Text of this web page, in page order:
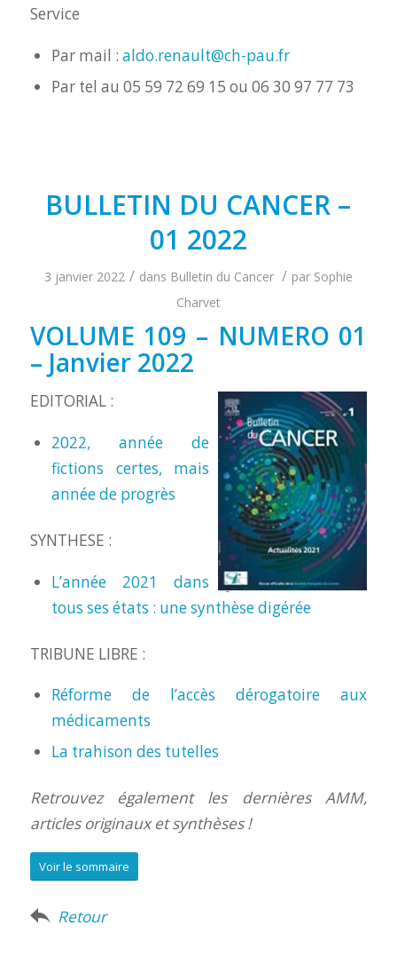
Service
Par mail : aldo.renault@ch-pau.fr
Par tel au 05 59 72 69 15 ou 06 30 97 77 73
BULLETIN DU CANCER –
01 2022
3 janvier 2022 / dans Bulletin du Cancer / par Sophie
Charvet
VOLUME 109 – NUMERO 01
– Janvier 2022
EDITORIAL :
2022, année de
fictions certes, mais
année de progrès
SYNTHESE :
L’année 2021 dans
tous ses états : une synthèse digérée
TRIBUNE LIBRE :
Réforme de l’accès dérogatoire aux
médicaments
La trahison des tutelles
Retrouvez également les dernières AMM,
articles originaux et synthèses !
Voir le sommaire
Retour